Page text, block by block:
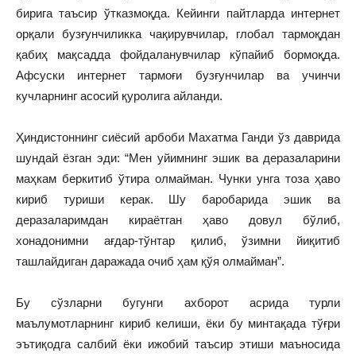
бирига таъсир ўтказмоқда. Кейинги пайтларда интернет
орқали бузғунчиликка чақирувчилар, глобал тармоқдан
қабиҳ мақсадда фойдаланувчилар кўпайиб бормоқда.
Афсуски интернет тармоғи бузғунчилар ва учинчи
кучларнинг асосий қуролига айланди.
Ҳиндистоннинг сиёсий арбоби Махатма Ганди ўз даврида
шундай ёзган эди: “Мен уйимнинг эшик ва деразаларини
маҳкам беркитиб ўтира олмайман. Чунки унга тоза ҳаво
кириб туриши керак. Шу баробарида эшик ва
деразаларимдан кираётган ҳаво довул бўлиб,
хонадонимни ағдар-тўнтар қилиб, ўзимни йиқитиб
ташлайдиган даражада очиб ҳам қўя олмайман”.
Бу сўзларни бугунги ахборот асрида турли
маълумотларнинг кириб келиши, ёки бу минтақада тўғри
эътиқодга салбий ёки ижобий таъсир этиши маъносида